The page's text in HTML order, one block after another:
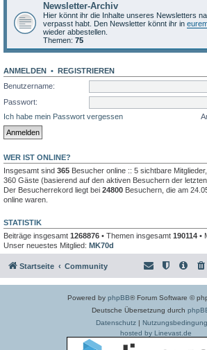
Newsletter-Archiv
Hier könnt ihr die Inhalte unseres Newsletters
verpasst habt. Den Newsletter könnt ihr in
wieder abbestellen.
Themen: 75
ANMELDEN • REGISTRIEREN
Benutzername:
Passwort:
Ich habe mein Passwort vergessen
WER IST ONLINE?
Insgesamt sind 365 Besucher online :: 5 sichtbare
360 Gäste (basierend auf den aktiven Besuchern der
Der Besucherrekord liegt bei 24800 Besuchern, die am
online waren.
STATISTIK
Beiträge insgesamt 1268876 • Themen insgesamt 190114 •
Unser neuestes Mitglied: MK70d
Startseite Community
Powered by phpBB® Forum Software ©
Deutsche Übersetzung durch
Datenschutz|
hosted by Linevast.de